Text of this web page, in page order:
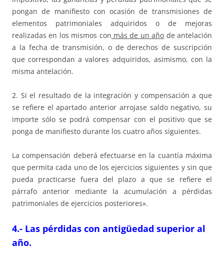
pongan de manifiesto con ocasión de transmisiones de
elementos patrimoniales adquiridos o de mejoras
realizadas en los mismos con más de un año de antelación
a la fecha de transmisión, o de derechos de suscripción
que correspondan a valores adquiridos, asimismo, con la
misma antelación.
2. Si el resultado de la integración y compensación a que
se refiere el apartado anterior arrojase saldo negativo, su
importe sólo se podrá compensar con el positivo que se
ponga de manifiesto durante los cuatro años siguientes.
La compensación deberá efectuarse en la cuantía máxima
que permita cada uno de los ejercicios siguientes y sin que
pueda practicarse fuera del plazo a que se refiere el
párrafo anterior mediante la acumulación a pérdidas
patrimoniales de ejercicios posteriores».
4.- Las pérdidas con antigüedad superior al
año.